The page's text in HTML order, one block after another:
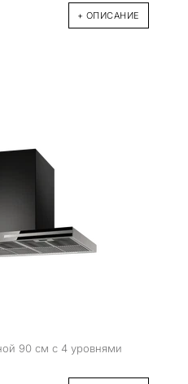
+ ОПИСАНИЕ
90 см с 4 уровнями